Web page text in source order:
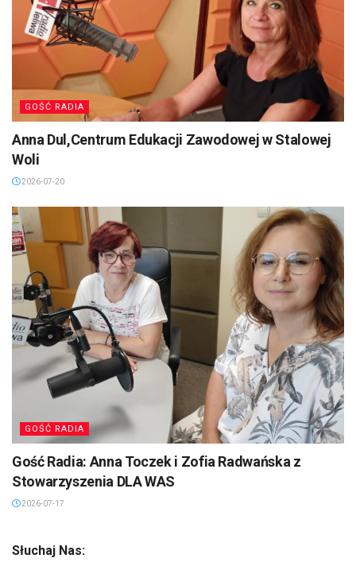
GOŚĆ RADIA
Anna Dul,Centrum Edukacji Zawodowej w Stalowej
Woli
2026-07-20
GOŚĆ RADIA
Gość Radia: Anna Toczek i Zofia Radwańska z
Stowarzyszenia DLA WAS
2026-07-17
Słuchaj Nas: